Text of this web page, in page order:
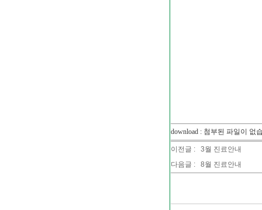
download : 첨부된 파일이 없
이전글 : 3월 진료안내
다음글 : 8월 진료안내